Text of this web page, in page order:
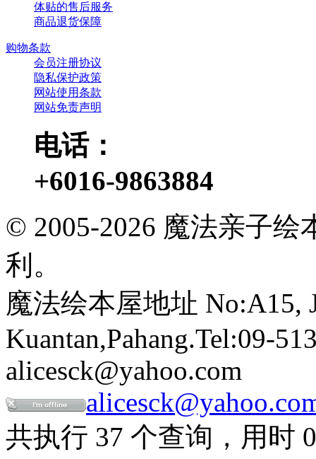
体贴的售后服务
商品退货保障
购物条款
会员注册协议
隐私保护政策
网站使用条款
网站免责声明
电话：
+6016-9863884
© 2005-2026 魔法亲子
利。
魔法绘本屋地址 No:A15,
Kuantan,Pahang.Tel:09-
alicesck@yahoo.com
共执行 37 个查询，用时